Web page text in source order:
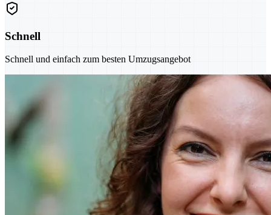
Schnell
Schnell und einfach zum besten Umzugsangebot